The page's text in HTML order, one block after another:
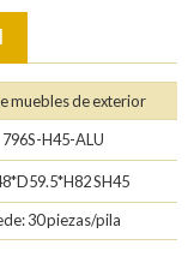
muebles de exterior
796S-H45-ALU
SH45
30 piezas/pila